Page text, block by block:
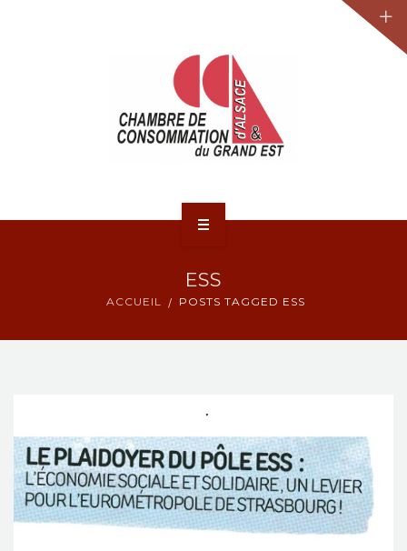
CONTACT
ESS
ACCUEIL POSTS TAGGED ESS